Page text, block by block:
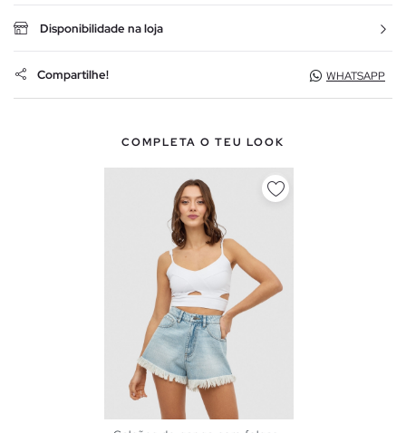
Disponibilidade na loja
Compartilhe! WHATSAPP
COMPLETA O TEU LOOK